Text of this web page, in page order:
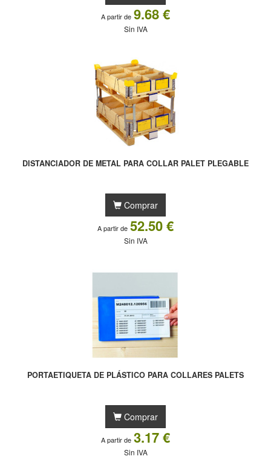
A partir de 9.68 €
Sin IVA
DISTANCIADOR DE METAL PARA COLLAR PALET PLEGABLE
Comprar
A partir de 52.50 €
Sin IVA
PORTAETIQUETA DE PLÁSTICO PARA COLLARES PALETS
Comprar
A partir de 3.17 €
Sin IVA